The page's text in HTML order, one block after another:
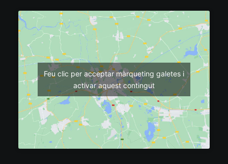
Feu clic per acceptar màrqueting galetes i
activar aquest contingut